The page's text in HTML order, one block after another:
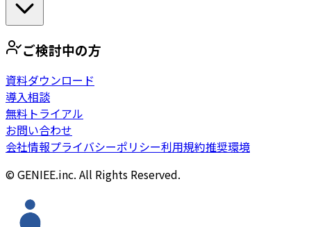
ご検討中の方
資料ダウンロード
導入相談
無料トライアル
お問い合わせ
会社情報プライバシーポリシー利用規約推奨環境
© GENIEE.inc. All Rights Reserved.